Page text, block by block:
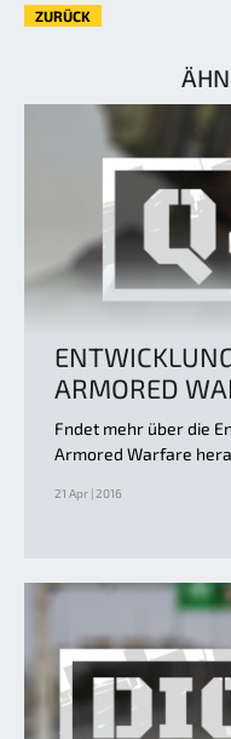
ZURÜCK
ARMORED
Fndet mehr über die
Armored Warfare
21 Apr | 2016